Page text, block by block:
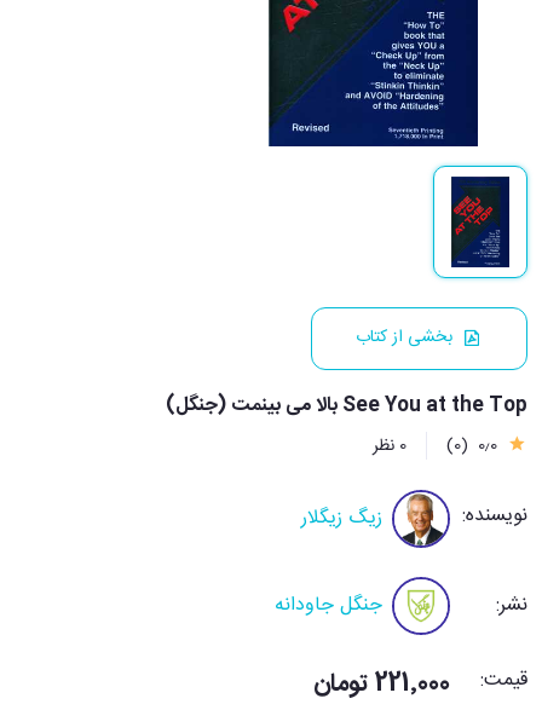
بخشی از کتاب
See You at the Top بالا می بینمت (جنگل)
0٫0 (0) 0 نظر
نویسنده: زیگ زیگلار
نشر: جنگل جاودانه
قیمت: 221٬000 تومان